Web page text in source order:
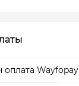
оплата Wayfopay